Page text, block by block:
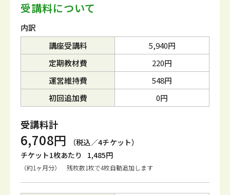
受講料について
内訳
講座受講料
5,940円
定期教材費
220円
運営維持費
548円
初回追加費
0円
受講料計
6,708円
（税込／4チケット）
チケット1枚あたり
1,485円
（約1ヶ月分） 残枚数1枚で4枚自動追加します